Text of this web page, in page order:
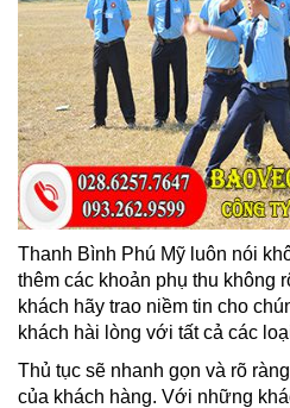
Thanh Bình Phú Mỹ luôn nói
thêm các khoản phụ thu không
khách hãy trao niềm tin cho
khách hài lòng với tất cả các
Thủ tục sẽ nhanh gọn và rõ
của khách hàng. Với những